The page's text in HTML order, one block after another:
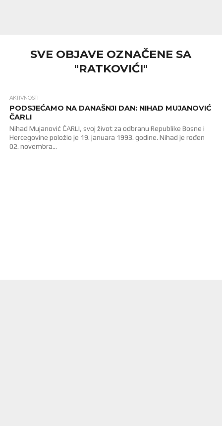
SVE OBJAVE OZNAČENE SA
"RATKOVIĆI"
AKTIVNOSTI
PODSJEĆAMO NA DANAŠNJI DAN: NIHAD MUJANOVIĆ
ČARLI
Nihad Mujanović ČARLI, svoj život za odbranu Republike Bosne i
Hercegovine položio je 19. januara 1993. godine. Nihad je rođen
02. novembra...